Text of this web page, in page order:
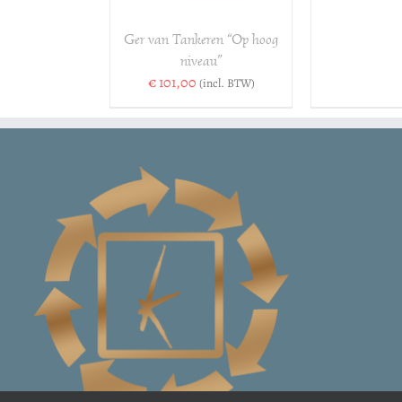
Ger van Tankeren “Op hoog
niveau”
€101,00 (incl. BTW)